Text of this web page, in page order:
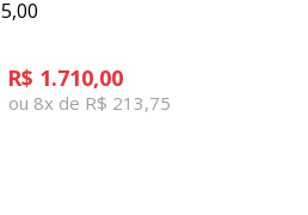
5,00
R$ 1.710,00
ou 8x de R$ 213,75